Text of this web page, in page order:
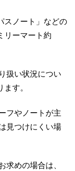
スノート」などの
リーマート約
扱い状況につい
す。
フやノートが主
見つけにくい場
求めの場合は、